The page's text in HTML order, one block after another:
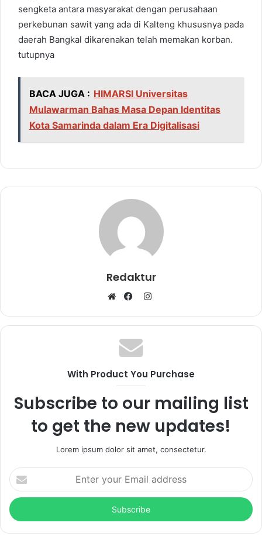
sengketa antara masyarakat dengan perusahaan
perkebunan sawit yang ada di Kalteng khususnya pada
daerah Bangkal dikarenakan telah memakan korban.
tutupnya
BACA JUGA : HIMARSI Universitas
Mulawarman Bahas Masa Depan Identitas
Kota Samarinda dalam Era Digitalisasi
Redaktur
e
b
a
c
e
k
I
s
m
With Product You Purchase
Subscribe to our mailing list
to get the new updates!
Lorem ipsum dolor sit amet, consectetur.
E
n
e
y